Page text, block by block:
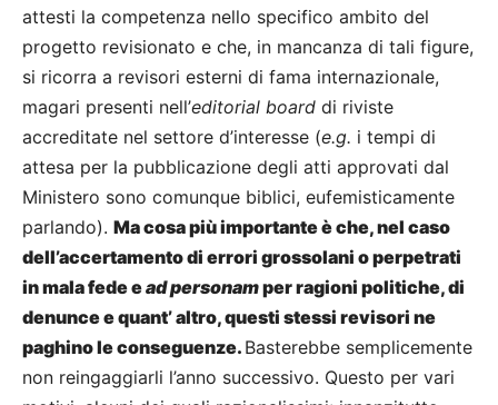
attesti la competenza nello specifico ambito del
progetto revisionato e che, in mancanza di tali figure,
si ricorra a revisori esterni di fama internazionale,
magari presenti nell’editorial board di riviste
accreditate nel settore d’interesse (e.g. i tempi di
attesa per la pubblicazione degli atti approvati dal
Ministero sono comunque biblici, eufemisticamente
parlando). Ma cosa più importante è che, nel caso
dell’accertamento di errori grossolani o perpetrati
in mala fede ead personamper ragioni politiche, di
denunce e quant’ altro, questi stessi revisori ne
paghino le conseguenze. Basterebbe semplicemente
non reingaggiarli l’anno successivo. Questo per vari